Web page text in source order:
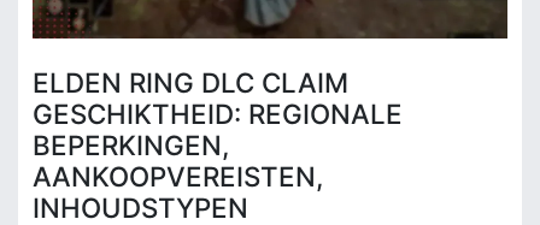
ELDEN RING DLC CLAIM
GESCHIKTHEID: REGIONALE
BEPERKINGEN,
AANKOOPVEREISTEN,
INHOUDSTYPEN